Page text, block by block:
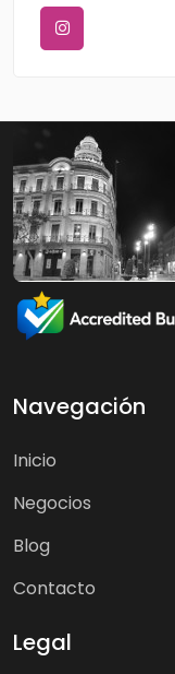
Navegación
Inicio
Negocios
Blog
Contacto
Legal